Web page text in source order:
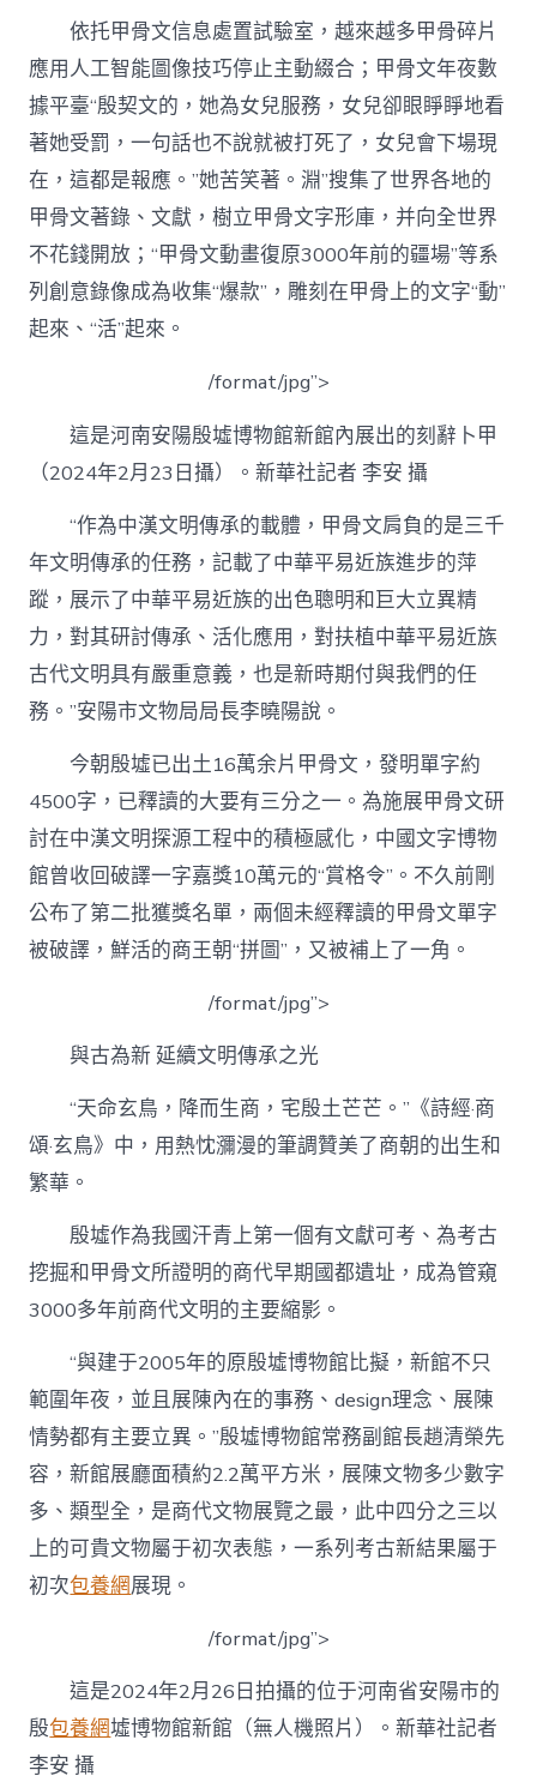
依托甲骨文信息處置試驗室，越來越多甲骨碎片
應用人工智能圖像技巧停止主動綴合；甲骨文年夜數
據平臺“殷契文的，她為女兒服務，女兒卻眼睜睜地看
著她受罰，一句話也不說就被打死了，女兒會下場現
在，這都是報應。”她苦笑著。淵”搜集了世界各地的
甲骨文著錄、文獻，樹立甲骨文字形庫，并向全世界
不花錢開放；“甲骨文動畫復原3000年前的疆場”等系
列創意錄像成為收集“爆款”，雕刻在甲骨上的文字“動”
起來、“活”起來。
/format/jpg”>
這是河南安陽殷墟博物館新館內展出的刻辭卜甲
（2024年2月23日攝）。新華社記者 李安 攝
“作為中漢文明傳承的載體，甲骨文肩負的是三千
年文明傳承的任務，記載了中華平易近族進步的萍
蹤，展示了中華平易近族的出色聰明和巨大立異精
力，對其研討傳承、活化應用，對扶植中華平易近族
古代文明具有嚴重意義，也是新時期付與我們的任
務。”安陽市文物局局長李曉陽說。
今朝殷墟已出土16萬余片甲骨文，發明單字約
4500字，已釋讀的大要有三分之一。為施展甲骨文研
討在中漢文明探源工程中的積極感化，中國文字博物
館曾收回破譯一字嘉獎10萬元的“賞格令”。不久前剛
公布了第二批獲獎名單，兩個未經釋讀的甲骨文單字
被破譯，鮮活的商王朝“拼圖”，又被補上了一角。
/format/jpg”>
與古為新 延續文明傳承之光
“天命玄鳥，降而生商，宅殷土芒芒。”《詩經·商
頌·玄鳥》中，用熱忱瀰漫的筆調贊美了商朝的出生和
繁華。
殷墟作為我國汗青上第一個有文獻可考、為考古
挖掘和甲骨文所證明的商代早期國都遺址，成為管窺
3000多年前商代文明的主要縮影。
“與建于2005年的原殷墟博物館比擬，新館不只
範圍年夜，並且展陳內在的事務、design理念、展陳
情勢都有主要立異。”殷墟博物館常務副館長趙清榮先
容，新館展廳面積約2.2萬平方米，展陳文物多少數字
多、類型全，是商代文物展覽之最，此中四分之三以
上的可貴文物屬于初次表態，一系列考古新結果屬于
初次包養網展現。
/format/jpg”>
這是2024年2月26日拍攝的位于河南省安陽市的
殷包養網墟博物館新館（無人機照片）。新華社記者
李安 攝